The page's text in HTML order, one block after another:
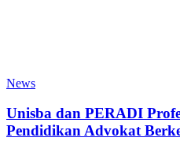
News
Unisba dan PERADI
Pendidikan Advokat